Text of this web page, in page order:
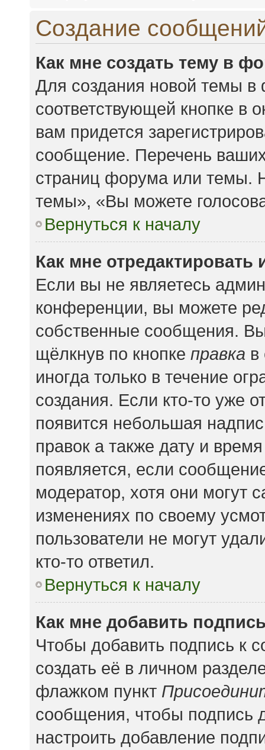
Создание
Как мне создать тему в
Для создания новой темы
соответствующей кнопке
вам придется
сообщение. Перечень
страниц форума или темы.
темы», «Вы можете
Вернуться к началу
Как мне
Если вы не являетесь
конференции, вы можете
собственные сообщения.
щёлкнув по кнопке правка в
иногда только в течение
создания. Если кто-то уже
появится небольшая
правок а также дату и
появляется, если
модератор, хотя они могут
изменениях по своему
пользователи не могут
кто-то ответил.
Вернуться к началу
Как мне добавить
Чтобы добавить подпись к
создать её в личном
флажком пункт
сообщения, чтобы подпись
настроить добавление